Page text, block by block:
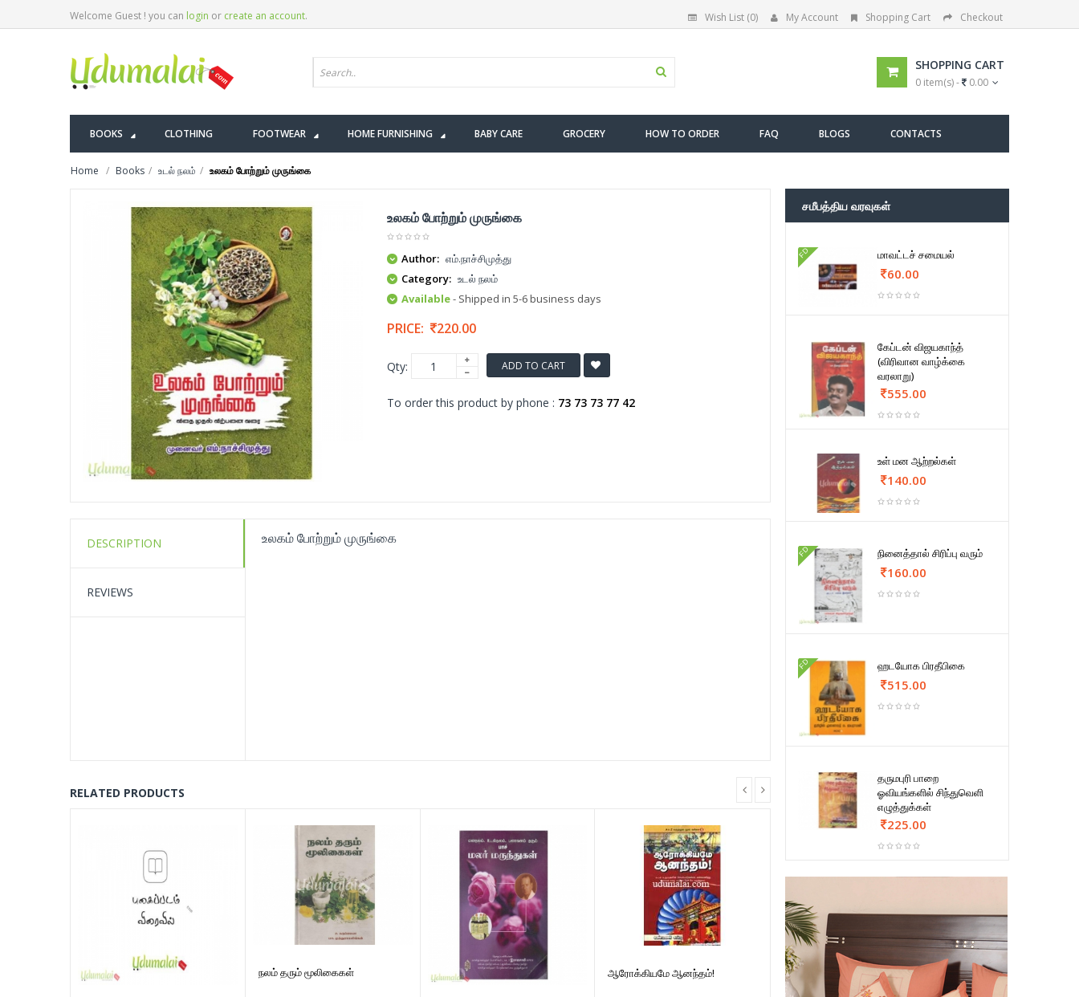
Welcome Guest ! you can login or create an account. Wish List (0) My Account Shopping Cart Checkout
SHOPPING CART
0 item(s) - 0.00
BOOKS CLOTHING FOOTWEAR HOME FURNISHING BABY CARE GROCERY HOW TO ORDER FAQ BLOGS CONTACTS
Home Books உடல் நலம் உலகம் போற்றும் முருங்கை
உலகம் போற்றும் முருங்கை
Author: எம்.நாச்சிமுத்து
Category: உடல் நலம்
Available- Shipped in 5-6 business days
PRICE: 220.00
Qty: ADD TO CART
To order this product by phone : 73 73 73 77 42
DESCRIPTION
REVIEWS
உலகம் போற்றும் முருங்கை
RELATED PRODUCTS
நலம் தரும் மூலிகைகள் ஆரோக்கியமே ஆனந்தம்!
சமீபத்திய வரவுகள்
FD மாவட்டச் சமையல்
60.00
கேப்டன் விஜயகாந்த்
(விரிவான வாழ்க்கை
வரலாறு)
555.00
உள் மன ஆற்றல்கள்
140.00
FD நினைத்தால் சிரிப்பு வரும்
160.00
FD ஹடயோக பிரதீபிகை
515.00
தருமபுரி பாறை
ஓவியங்களில் சிந்துவெளி
எழுத்துக்கள்
225.00